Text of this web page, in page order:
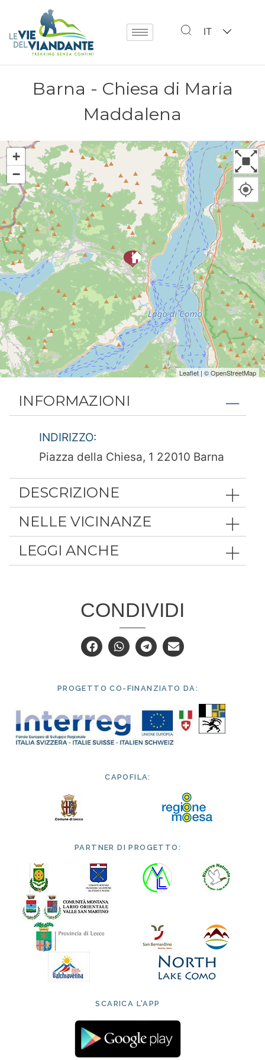
IT
Barna - Chiesa di Maria
Maddalena
INFORMAZIONI
INDIRIZZO:
Piazza della Chiesa, 1 22010 Barna
DESCRIZIONE
NELLE VICINANZE
LEGGI ANCHE
+
−
Leaflet| ©OpenStreetMap
CONDIVIDI
PROGETTO CO-FINANZIATO DA:
CAPOFILA:
PARTNER DI PROGETTO:
SCARICA L'APP